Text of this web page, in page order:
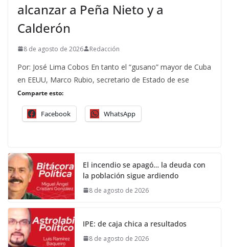
alcanzar a Peña Nieto y a
Calderón
8 de agosto de 2026 Redacción
Por: José Lima Cobos En tanto el “gusano” mayor de Cuba
en EEUU, Marco Rubio, secretario de Estado de ese
Comparte esto:
Facebook WhatsApp
El incendio se apagó… la deuda con
la población sigue ardiendo
8 de agosto de 2026
IPE: de caja chica a resultados
8 de agosto de 2026